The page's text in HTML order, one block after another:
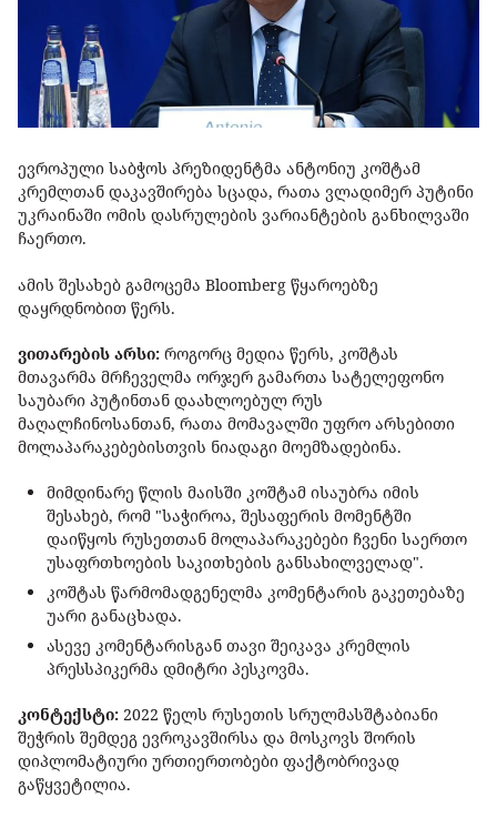
ევროპული საბჭოს პრეზიდენტმა ანტონიუ კოშტამ
კრემლთან დაკავშირება სცადა, რათა ვლადიმერ პუტინი
უკრაინაში ომის დასრულების ვარიანტების განხილვაში
ჩაერთო.
ამის შესახებ გამოცემა Bloomberg წყაროებზე
დაყრდნობით წერს.
ვითარების არსი: როგორც მედია წერს, კოშტას
მთავარმა მრჩეველმა ორჯერ გამართა სატელეფონო
საუბარი პუტინთან დაახლოებულ რუს
მაღალჩინოსანთან, რათა მომავალში უფრო არსებითი
მოლაპარაკებებისთვის ნიადაგი მოემზადებინა.
მიმდინარე წლის მაისში კოშტამ ისაუბრა იმის
შესახებ, რომ "საჭიროა, შესაფერის მომენტში
დაიწყოს რუსეთთან მოლაპარაკებები ჩვენი საერთო
უსაფრთხოების საკითხების განსახილველად".
კოშტას წარმომადგენელმა კომენტარის გაკეთებაზე
უარი განაცხადა.
ასევე კომენტარისგან თავი შეიკავა კრემლის
პრესსპიკერმა დმიტრი პესკოვმა.
კონტექსტი: 2022 წელს რუსეთის სრულმასშტაბიანი
შეჭრის შემდეგ ევროკავშირსა და მოსკოვს შორის
დიპლომატიური ურთიერთობები ფაქტობრივად
გაწყვეტილია.